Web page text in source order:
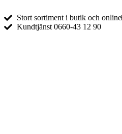
Stort sortiment i butik och online
Kundtjänst 0660-43 12 90